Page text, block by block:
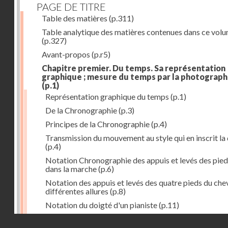
PAGE DE TITRE
Table des matières (p.311)
Table analytique des matières contenues dans ce
(p.327)
Avant-propos (p.r5)
Chapitre premier. Du temps. Sa représentation
graphique ; mesure du temps par la
(p.1)
Représentation graphique du temps (p.1)
De la Chronographie(p.3)
Principes de la Chronographie(p.4)
Transmission du mouvement au style qui en inscrit la
(p.4)
Notation Chronographie des appuis et levés des
dans la marche(p.6)
Notation des appuis et levés des quatre pieds du
différentes allures (p.8)
Notation du doigté d'un pianiste(p.11)